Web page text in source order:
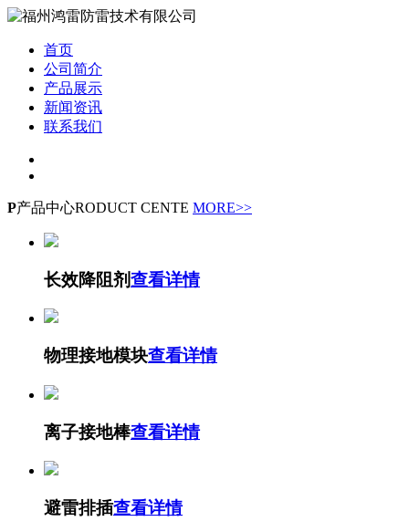
首页
公司简介
产品展示
新闻资讯
联系我们
P产品中心RODUCT CENTE MORE>>
长效降阻剂查看详情
物理接地模块查看详情
离子接地棒查看详情
避雷排插查看详情